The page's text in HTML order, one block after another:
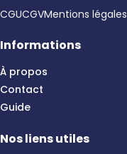
CGUCGVMentions légales
Informations
À propos
Contact
Guide
Nos liens utiles